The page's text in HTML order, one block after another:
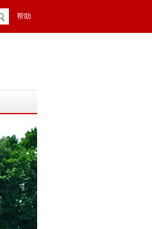
帮助